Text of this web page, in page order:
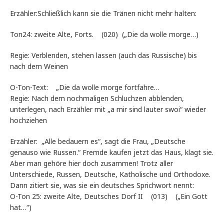
Erzähler:Schließlich kann sie die Tränen nicht mehr halten:
Ton24: zweite Alte, Forts. (020) („Die da wolle morge…)
Regie: Verblenden, stehen lassen (auch das Russische) bis
nach dem Weinen
O-Ton-Text: „Die da wolle morge fortfahre…
Regie: Nach dem nochmaligen Schluchzen abblenden,
unterlegen, nach Erzähler mit „a mir sind lauter swoi“ wieder
hochziehen
Erzähler: „Alle bedauern es“, sagt die Frau, „Deutsche
genauso wie Russen.“ Fremde kaufen jetzt das Haus, klagt sie.
Aber man gehöre hier doch zusammen! Trotz aller
Unterschiede, Russen, Deutsche, Katholische und Orthodoxe.
Dann zitiert sie, was sie ein deutsches Sprichwort nennt:
O-Ton 25: zweite Alte, Deutsches Dorf II (013) („Ein Gott
hat…“)